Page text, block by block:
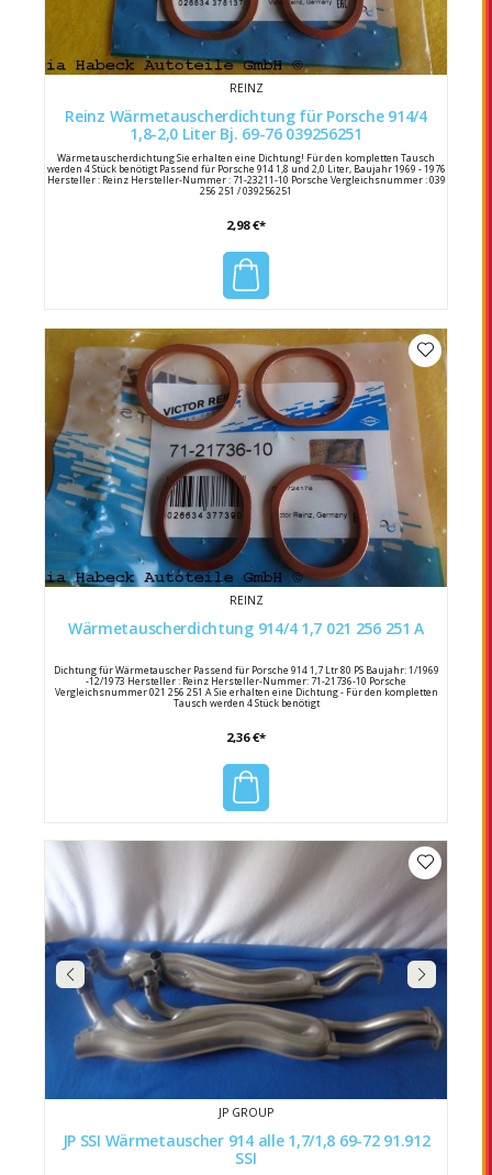
REINZ
Reinz Wärmetauscherdichtung für Porsche 914/4
1,8-2,0 Liter Bj. 69-76 039256251
Wärmetauscherdichtung Sie erhalten eine Dichtung! Für den kompletten Tausch
werden 4 Stück benötigt Passend für Porsche 914 1,8 und 2,0 Liter, Baujahr 1969 - 1976
Hersteller : Reinz Hersteller-Nummer : 71-23211-10 Porsche Vergleichsnummer : 039
256 251 / 039256251
2,98 €*
REINZ
Wärmetauscherdichtung 914/4 1,7 021 256 251 A
Dichtung für Wärmetauscher Passend für Porsche 914 1,7 Ltr 80 PS Baujahr: 1/1969
-12/1973 Hersteller : Reinz Hersteller-Nummer: 71-21736-10 Porsche
Vergleichsnummer 021 256 251 A Sie erhalten eine Dichtung - Für den kompletten
Tausch werden 4 Stück benötigt
2,36 €*
JP GROUP
JP SSI Wärmetauscher 914 alle 1,7/1,8 69-72 91.912
SSI